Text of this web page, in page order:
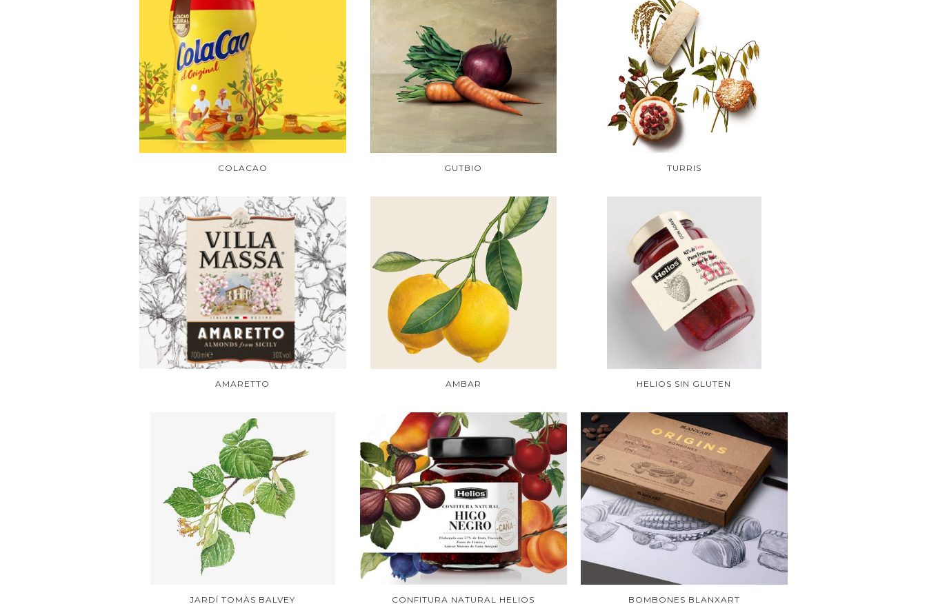
COLACAO GUTBIO TURRIS
AMARETTO AMBAR HELIOS SIN GLUTEN
JARDÍ TOMÀS BALVEY CONFITURA NATURAL HELIOS BOMBONES BLANXART